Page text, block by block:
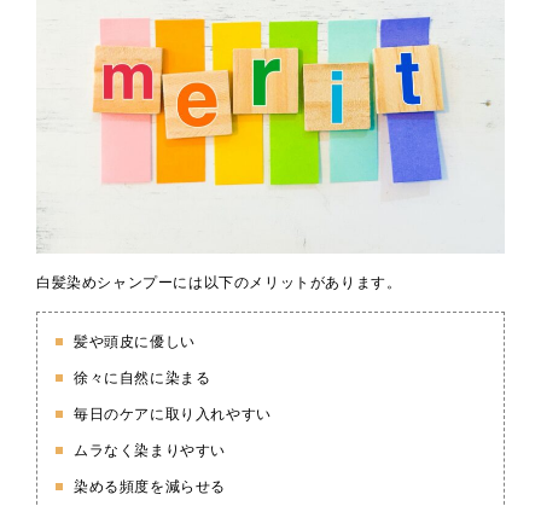
白髪染めシャンプーには以下のメリットがあります。
髪や頭皮に優しい
徐々に自然に染まる
毎日のケアに取り入れやすい
ムラなく染まりやすい
染める頻度を減らせる